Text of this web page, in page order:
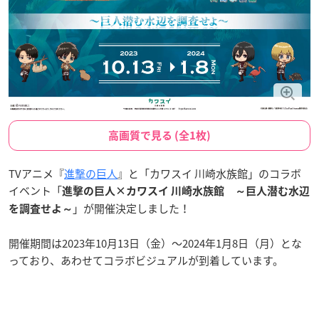
高画質で見る (全1枚)
TVアニメ『進撃の巨人』と「カワスイ 川崎水族館」のコラボ
イベント「進撃の巨人×カワスイ 川崎水族館 ～巨人潜む水辺
を調査せよ～ 」が開催決定しました！
開催期間は2023年10月13日（金）～2024年1月8日（月）とな
っており、あわせてコラボビジュアルが到着しています。